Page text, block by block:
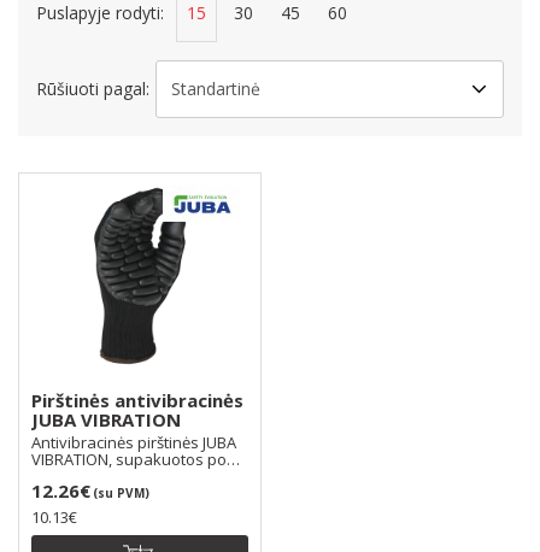
Puslapyje rodyti: 15 30 45 60
Rūšiuoti pagal:
Pirštinės antivibracinės
JUBA VIBRATION
Antivibracinės pirštinės JUBA
VIBRATION, supakuotos po
vieną porą, tan..
12.26€ (su PVM)
10.13€